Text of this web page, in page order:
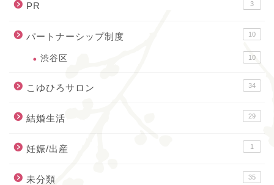
PR 3
パートナーシップ制度 10
渋谷区 10
こゆひろサロン 34
結婚生活 29
妊娠/出産 1
未分類 35